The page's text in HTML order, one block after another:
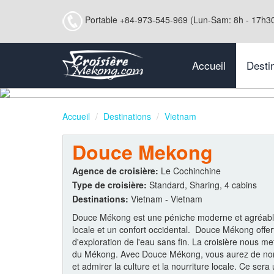
Portable +84-973-545-969 (Lun-Sam: 8h -
Accueil
Accueil Destinations Vietnam
Douce Mekong
Agence de croisière: Le Cochinchine
Type de croisière: Standard, Sharing, 4 cabins
Destinations: Vietnam - Vietnam
Douce Mékong est une péniche moderne et
locale et un confort occidental. Douce Mékong
d'exploration de l'eau sans fin. La croisière nous
du Mékong. Avec Douce Mékong, vous aurez de
et admirer la culture et la nourriture locale. Ce